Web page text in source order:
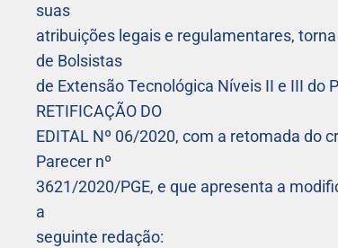
suas
atribuições legais e regulamentares,
de Bolsistas
de Extensão Tecnológica Níveis II e III do
RETIFICAÇÃO DO
EDITAL Nº 06/2020, com a retomada do
Parecer nº
3621/2020/PGE, e que apresenta a
a
seguinte redação: